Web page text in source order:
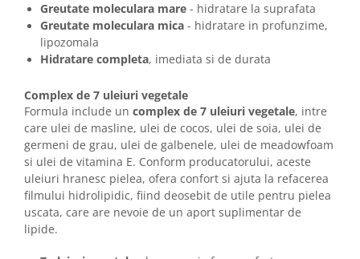
Greutate moleculara mare - hidratare la suprafata
Greutate moleculara mica - hidratare in profunzime,
lipozomala
Hidratare completa, imediata si de durata
Complex de 7 uleiuri vegetale
Formula include un complex de 7 uleiuri vegetale, intre
care ulei de masline, ulei de cocos, ulei de soia, ulei de
germeni de grau, ulei de galbenele, ulei de meadowfoam
si ulei de vitamina E. Conform producatorului, aceste
uleiuri hranesc pielea, ofera confort si ajuta la refacerea
filmului hidrolipidic, fiind deosebit de utile pentru pielea
uscata, care are nevoie de un aport suplimentar de
lipide.